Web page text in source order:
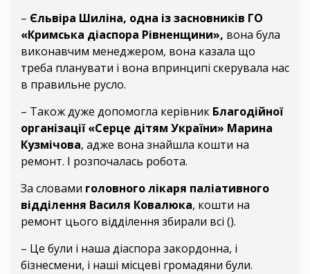
– Єльвіра Шиліна, одна із засновників ГО
«Кримська діаспора Рівненщини», вона була
виконавчим менеджером, вона казала що
треба планувати і вона впринципі скерувала нас
в правильне русло.
– Також дуже допомогла керівник Благодійної
організації «Серце дітям України» Марина
Кузмічова, адже вона знайшла кошти на
ремонт. І розпочалась робота.
За словами головного лікаря паліативного
відділення Василя Ковалюка, кошти на
ремонт цього відділення збирали всі ().
– Це були і наша діаспора закордонна, і
бізнесмени, і наші місцеві громадяни були.